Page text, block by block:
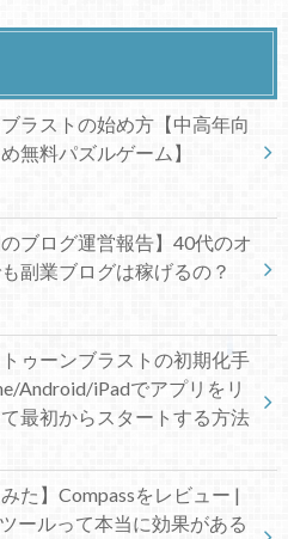
ブラストの始め方【中高年向
無料パズルゲーム】
のブログ運営報告】40代のオ
副業ブログは稼げるの？
トゥーンブラストの初期化手
Android/iPadでアプリをリ
最初からスタートする方法
みた】Compassをレビュー |
ールって本当に効果がある